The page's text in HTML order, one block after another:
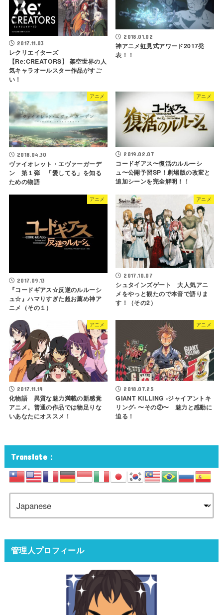
2017.11.03
レクリエイターズ
【Re:CREATORS】 架空世界の人
気キャラオールスター作品がすご
い！
2018.01.02
神アニメ虹見式アワード2017発
表！！
アニメ
2018.04.30
ヴァイオレット・エヴァーガーデ
ン 第１弾 「愛してる」を知る
ための物語
アニメ
2019.02.07
コードギアス〜復活のルルーシ
ュ〜公開予習SP！劇場版の改変と
追加シーンを完全解明！！
アニメ
2017.09.13
『コードギアス☆反逆のルルーシ
ュ☆』ハマりすぎた超お薦め神ア
ニメ（その１）
アニメ
2017.10.07
シュタインズゲート 大人気アニ
メをやっと観たので本音で語りま
す！（その2）
アニメ
2017.11.19
化物語 異質な魅力満載の新感覚
アニメ。普通の作品では物足りな
いあなたにオススメ！
アニメ
2018.07.25
GIANT KILLING -ジャイアントキ
リング- 〜その②〜 魅力と感動に
迫る！
Translate：
管理人プロフィール